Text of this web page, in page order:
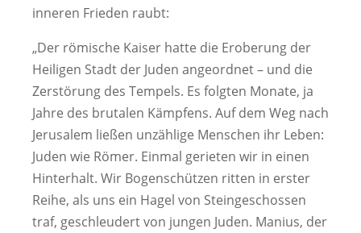
inneren Frieden raubt:
„Der römische Kaiser hatte die Eroberung der
Heiligen Stadt der Juden angeordnet – und die
Zerstörung des Tempels. Es folgten Monate, ja
Jahre des brutalen Kämpfens. Auf dem Weg nach
Jerusalem ließen unzählige Menschen ihr Leben:
Juden wie Römer. Einmal gerieten wir in einen
Hinterhalt. Wir Bogenschützen ritten in erster
Reihe, als uns ein Hagel von Steingeschossen
traf, geschleudert von jungen Juden. Manius, der